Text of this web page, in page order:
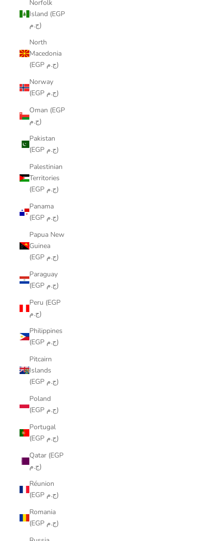
Norfolk
Island (EGP
ج.م)
North
Macedonia
(EGP ج.م)
Norway
(EGP ج.م)
Oman (EGP
ج.م)
Pakistan
(EGP ج.م)
Palestinian
Territories
(EGP ج.م)
Panama
(EGP ج.م)
Papua New
Guinea
(EGP ج.م)
Paraguay
(EGP ج.م)
Peru (EGP
ج.م)
Philippines
(EGP ج.م)
Pitcairn
Islands
(EGP ج.م)
Poland
(EGP ج.م)
Portugal
(EGP ج.م)
Qatar (EGP
ج.م)
Réunion
(EGP ج.م)
Romania
(EGP ج.م)